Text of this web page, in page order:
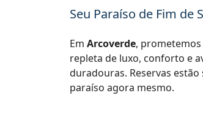
Seu Paraíso de Fim de
Em Arcoverde,
repleta de luxo, conforto e
duradouras. Reservas
paraíso agora mesmo.